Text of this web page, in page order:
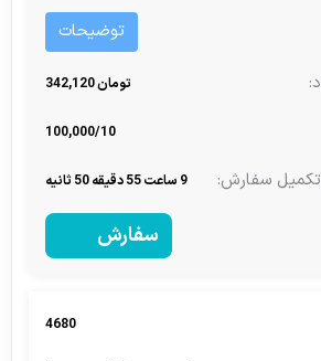
توضیحات
تومان 342,120
100,000/10
9 ساعت 55 دقیقه 50 ثانیه
سفارش
4680